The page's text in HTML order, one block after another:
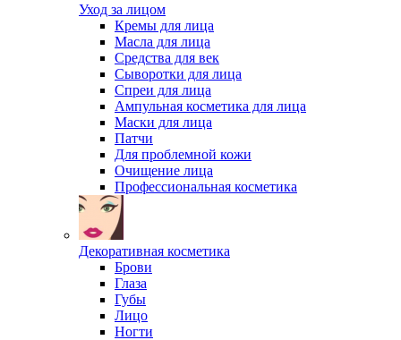
Уход за лицом
Кремы для лица
Масла для лица
Средства для век
Сыворотки для лица
Спреи для лица
Ампульная косметика для лица
Маски для лица
Патчи
Для проблемной кожи
Очищение лица
Профессиональная косметика
Декоративная косметика
Брови
Глаза
Губы
Лицо
Ногти